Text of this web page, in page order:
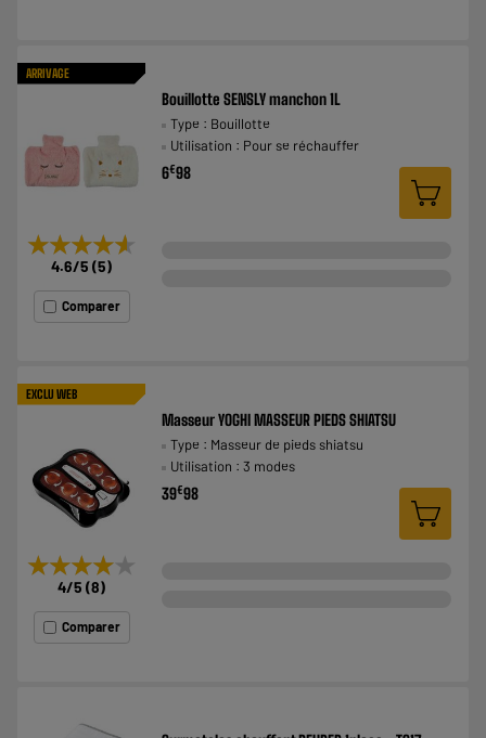
ARRIVAGE
★★★★★
★★★★★
4.6/5 (5)
Comparer
Bouillotte SENSLY manchon 1L
Type : Bouillotte
Utilisation : Pour se réchauffer
6€98
EXCLU WEB
★★★★★
★★★★★
4/5 (8)
Comparer
Masseur YOGHI MASSEUR PIEDS SHIATSU
Type : Masseur de pieds shiatsu
Utilisation : 3 modes
39€98